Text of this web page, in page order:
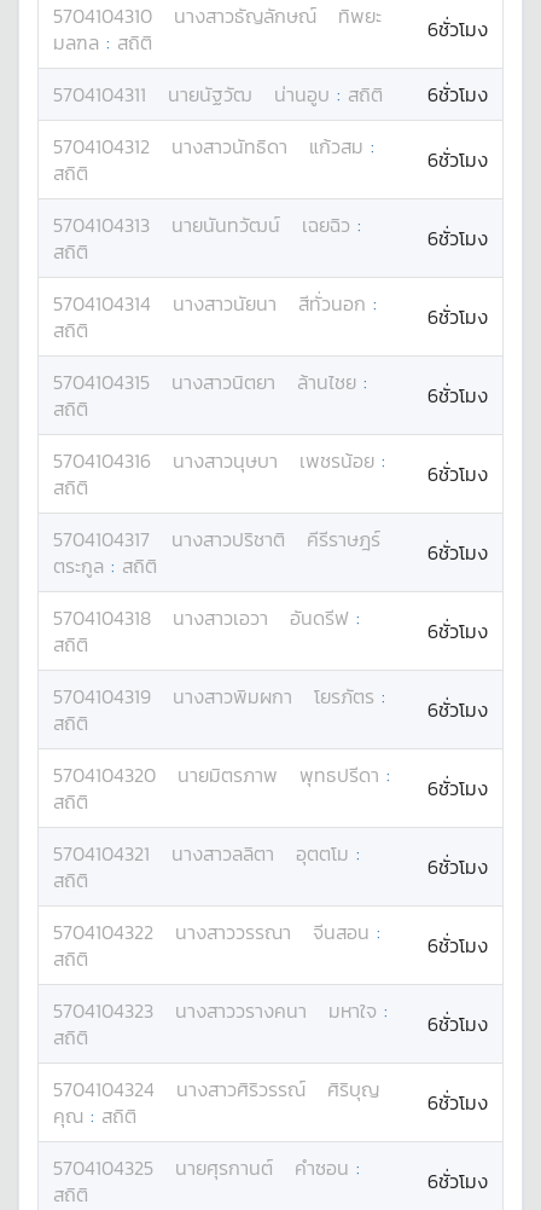
5704104310
นางสาวธัญลักษณ์
ทิพยะ
มลฑล : สถิติ 6ชั่วโมง
5704104311 นายนัฐวัฒ น่านอูบ : สถิติ
6ชั่วโมง
5704104312
นางสาวนัทธิดา แก้วสม :
สถิติ
6ชั่วโมง
5704104313 นายนันทวัฒน์ เฉยฉิว :
สถิติ
6ชั่วโมง
5704104314 นางสาวนัยนา สีทั่วนอก :
สถิติ
6ชั่วโมง
5704104315 นางสาวนิตยา ล้านไชย :
สถิติ
6ชั่วโมง
5704104316 นางสาวนุษบา เพชรน้อย :
สถิติ
6ชั่วโมง
5704104317 นางสาวปริชาติ
คีรีราษฎร์
ตระกูล : สถิติ 6ชั่วโมง
5704104318 นางสาวเอวา อันดรีฟ :
สถิติ
6ชั่วโมง
5704104319 นางสาวพิมผกา โยรภัตร :
สถิติ
6ชั่วโมง
5704104320 นายมิตรภาพ พุทธปรีดา :
สถิติ
6ชั่วโมง
5704104321 นางสาวลลิตา อุตตโม :
สถิติ
6ชั่วโมง
5704104322 นางสาววรรณา จีนสอน :
สถิติ
6ชั่วโมง
5704104323 นางสาววรางคนา มหาใจ :
สถิติ
6ชั่วโมง
5704104324 นางสาวศิริวรรณ์
ศิริบุญ
คุณ : สถิติ 6ชั่วโมง
5704104325 นายศุรกานต์ คำซอน :
สถิติ
6ชั่วโมง